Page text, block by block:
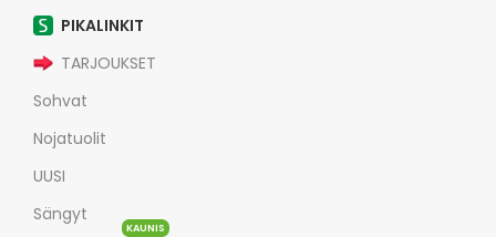
PIKALINKIT
TARJOUKSET
Sohvat
Nojatuolit
UUSI
Sängyt
KAUNIS